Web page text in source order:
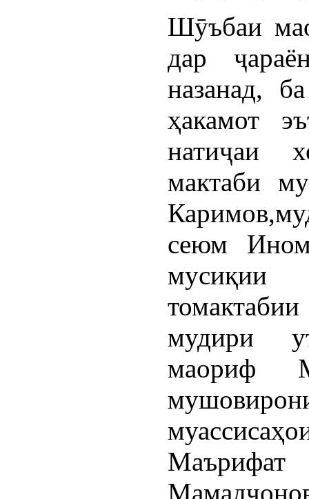
Шӯъбаи
дар
назанад,
ҳакамот
натиҷаи
мактаби
сеюм
мусиқии
мудири
маориф